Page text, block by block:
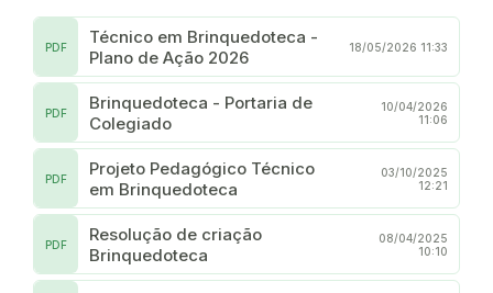
Técnico em Brinquedoteca -
Plano de Ação 2026
PDF 18/05/2026 11:33
Brinquedoteca - Portaria de
Colegiado
PDF
10/04/2026
11:06
Projeto Pedagógico Técnico
em Brinquedoteca
PDF
03/10/2025
12:21
Resolução de criação
Brinquedoteca
PDF
08/04/2025
10:10